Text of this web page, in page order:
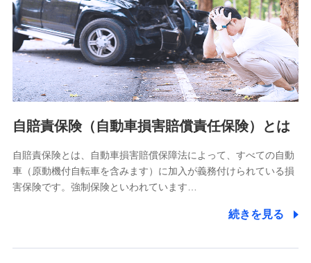
株式会社ドコモ・インシュアランス 営業部長
〒103-0013 東京都中央区日本橋人形町2-14-10 アーバン
ネット日本橋ビル 3F
株式会社ドコモ・インシュアランス
個人情報の第三者提供について
除き、第三者に提供いたしません。
業務の委託
当社は利用目的の達成に必要な範囲内において個人情報の取
自賠責保険（自動車損害賠償責任保険）とは
自賠責保険とは、自動車損害賠償保障法によって、すべての自動
車（原動機付自転車を含みます）に加入が義務付けられている損
害保険です。強制保険といわれています…
続きを見る